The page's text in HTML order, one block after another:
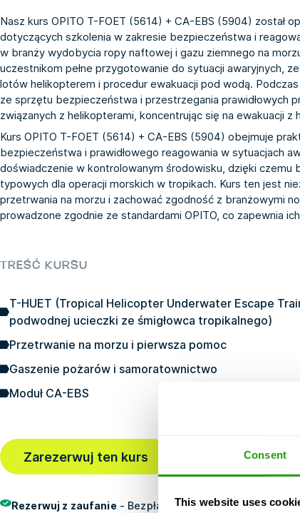
Consent
This website uses
Nasz kurs OPITO T-FOET (5614) + CA-EBS (5904) został
dotyczących szkolenia w zakresie bezpieczeństwa i
w branży wydobycia ropy naftowej i gazu ziemnego na
uczestnikom pełne przygotowanie do sytuacji awaryjnych,
lotów helikopterem i procedur ewakuacji pod wodą.
ze sprzętu bezpieczeństwa i przestrzegania prawidłowych
związanych z helikopterami, koncentrując się na ewakuacji z
Kurs OPITO T-FOET (5614) + CA-EBS (5904) obejmuje
bezpieczeństwa i prawidłowego reagowania w sytuacjach
doświadczenie w kontrolowanym środowisku, dzięki
typowych dla operacji morskich w tropikach. Kurs ten jest
przetrwania na morzu i zachować zgodność z branżowymi
prowadzone zgodnie ze standardami OPITO, co zapewnia
TREŚĆ KURSU
T-HUET (Tropical Helicopter Underwater Escape
podwodnej ucieczki ze śmigłowca tropikalnego)
Przetrwanie na morzu i pierwsza pomoc
Gaszenie pożarów i samoratownictwo
Moduł CA-EBS
Zarezerwuj ten kurs Ostatnia rezerwacja
temu
Rezerwuj z zaufanie- Bezpłatnie anulowanie, brak